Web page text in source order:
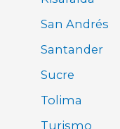
San Andrés
Santander
Sucre
Tolima
Turismo